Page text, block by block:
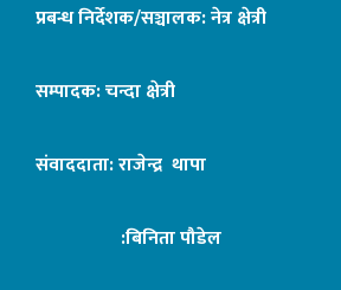
प्रबन्ध निर्देशक/सञ्चालक: नेत्र क्षेत्री
सम्पादक: चन्दा क्षेत्री
संवाददाता: राजेन्द्र थापा
:बिनिता पौडेल